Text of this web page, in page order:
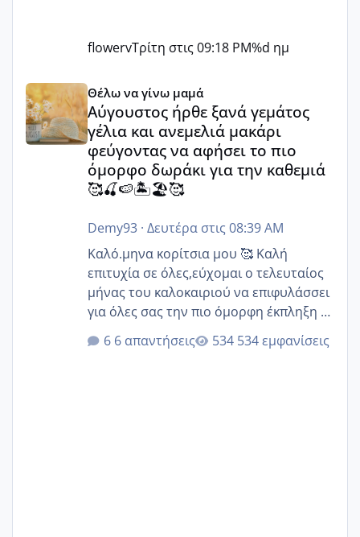
flowervΤρίτη στις 09:18 PM%d ημ
Αύγουστος ήρθε ξανά γεμάτος γέλια και ανεμελιά
Θέλω να γίνω μαμά
Αύγουστος ήρθε ξανά γεμάτος
γέλια και ανεμελιά μακάρι
φεύγοντας να αφήσει το πιο
όμορφο δωράκι για την καθεμιά
🥰🍒🍉🏝️🏖️🥰
Demy93· Δευτέρα στις 08:39 AM
Καλό.μηνα κορίτσια μου 🥰 Καλή
επιτυχία σε όλες,εύχομαι ο τελευταίος
μήνας του καλοκαιριού να επιφυλάσσει
για όλες σας την πιο όμορφη έκπληξη 🧿
@Elk @Melikara86 @Παρασκευαιδου
@Zenia z @melitiniღ @Christi.D.
6 απαντήσεις 534 εμφανίσεις